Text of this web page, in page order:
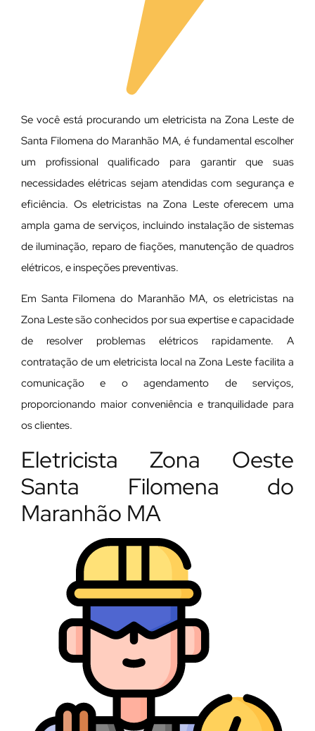
Se você está procurando um eletricista na Zona Leste de
Santa Filomena do Maranhão MA, é fundamental escolher
um profissional qualificado para garantir que suas
necessidades elétricas sejam atendidas com segurança e
eficiência. Os eletricistas na Zona Leste oferecem uma
ampla gama de serviços, incluindo instalação de sistemas
de iluminação, reparo de fiações, manutenção de quadros
elétricos, e inspeções preventivas.
Em Santa Filomena do Maranhão MA, os eletricistas na
Zona Leste são conhecidos por sua expertise e capacidade
de resolver problemas elétricos rapidamente. A
contratação de um eletricista local na Zona Leste facilita a
comunicação e o agendamento de serviços,
proporcionando maior conveniência e tranquilidade para
os clientes.
Eletricista Zona Oeste
Santa Filomena do
Maranhão MA